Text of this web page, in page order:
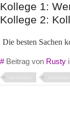
Kollege 1:
Kollege 2:
Die besten Sachen
#Beitrag von Rusty